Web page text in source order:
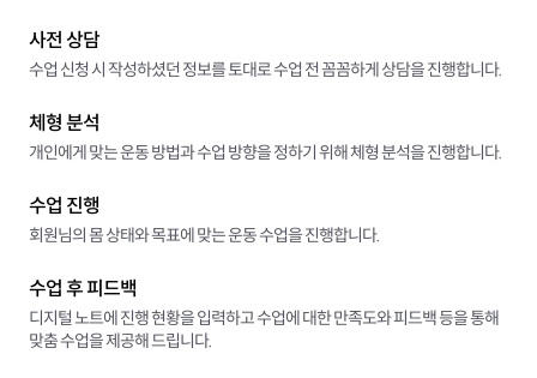
사전 상담
수업 신청 시 작성하셨던 정보를 토대로 수업 전 꼼꼼하게 상담을 진행합니다.
체형 분석
개인에게 맞는 운동 방법과 수업 방향을 정하기 위해 체형 분석을 진행합니다.
수업 진행
회원님의 몸 상태와 목표에 맞는 운동 수업을 진행합니다.
수업 후 피드백
디지털 노트에 진행 현황을 입력하고 수업에 대한 만족도와 피드백 등을 통해
맞춤 수업을 제공해 드립니다.